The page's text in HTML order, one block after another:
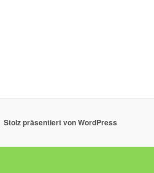
Stolz präsentiert von WordPress